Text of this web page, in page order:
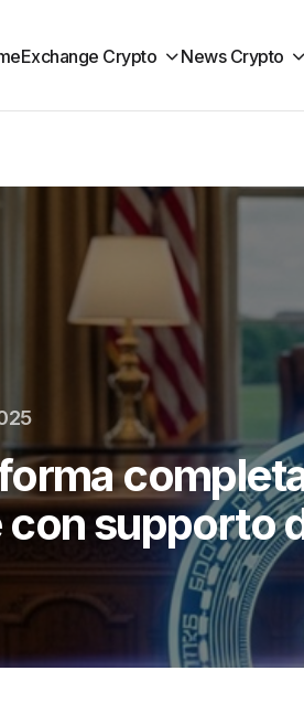
Exchange Crypto News Crypto
supporto